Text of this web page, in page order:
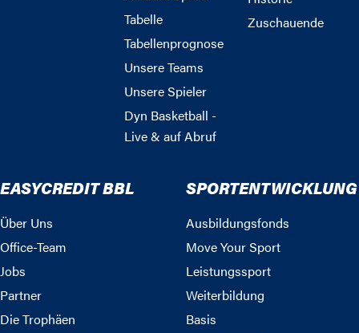
Tabelle
Tabellenprognose
Unsere Teams
Unsere Spieler
Dyn Basketball -
Live & auf Abruf
Zuschauende
EASYCREDIT BBL
Über Uns
Office-Team
Jobs
Partner
Die Trophäen
SPORTENTWICKLUNG
Ausbildungsfonds
Move Your Sport
Leistungssport
Weiterbildung
Basis